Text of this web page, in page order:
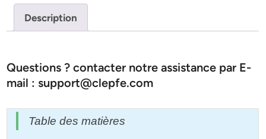
Description
Questions ? contacter notre assistance par E-
mail : support@clepfe.com
Table des matières